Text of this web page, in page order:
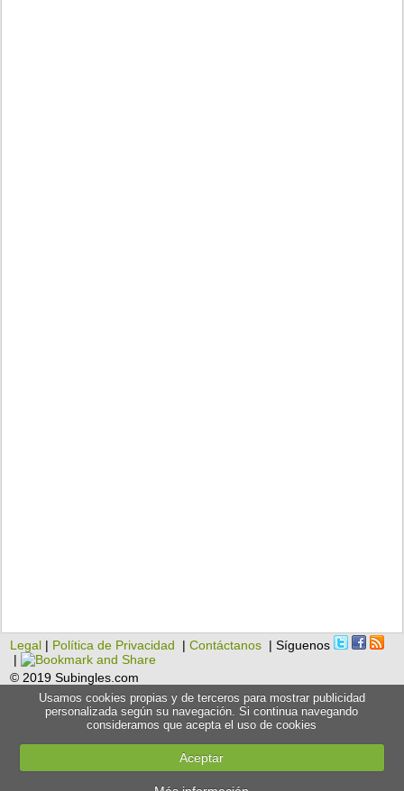
Legal | Política de Privacidad |Contáctanos | Síguenos
|
© 2019 Subingles.com
Usamos cookies propias y de terceros para mostrar publicidad
personalizada según su navegación. Si continua navegando
consideramos que acepta el uso de cookies
Aceptar